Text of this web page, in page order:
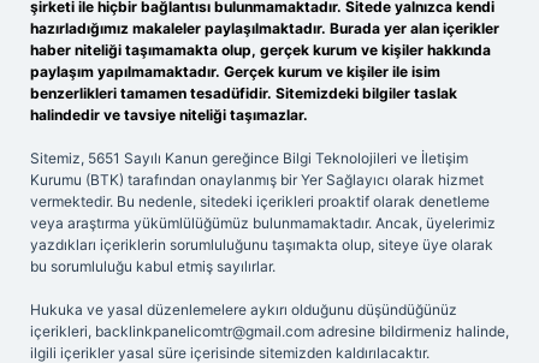
şirketi ile hiçbir bağlantısı bulunmamaktadır. Sitede yalnızca kendi
hazırladığımız makaleler paylaşılmaktadır. Burada yer alan içerikler
haber niteliği taşımamakta olup, gerçek kurum ve kişiler hakkında
paylaşım yapılmamaktadır. Gerçek kurum ve kişiler ile isim
benzerlikleri tamamen tesadüfidir. Sitemizdeki bilgiler taslak
halindedir ve tavsiye niteliği taşımazlar.
Sitemiz, 5651 Sayılı Kanun gereğince Bilgi Teknolojileri ve İletişim
Kurumu (BTK) tarafından onaylanmış bir Yer Sağlayıcı olarak hizmet
vermektedir. Bu nedenle, sitedeki içerikleri proaktif olarak denetleme
veya araştırma yükümlülüğümüz bulunmamaktadır. Ancak, üyelerimiz
yazdıkları içeriklerin sorumluluğunu taşımakta olup, siteye üye olarak
bu sorumluluğu kabul etmiş sayılırlar.
Hukuka ve yasal düzenlemelere aykırı olduğunu düşündüğünüz
içerikleri, backlinkpanelicomtr@gmail.com adresine bildirmeniz halinde,
ilgili içerikler yasal süre içerisinde sitemizden kaldırılacaktır.